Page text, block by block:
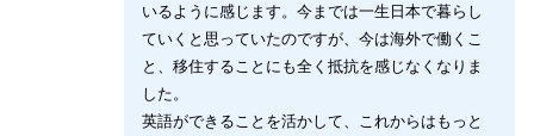
いるように感じます。今までは一生日本で暮らし
ていくと思っていたのですが、今は海外で働くこ
と、移住することにも全く抵抗を感じなくなりま
した。
英語ができることを活かして、これからはもっと